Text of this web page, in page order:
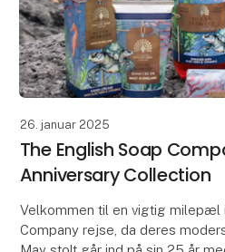
26. januar 2025
The English Soap
Anniversary Collection
Velkommen til en vigtig milepæl
Company rejse, da deres